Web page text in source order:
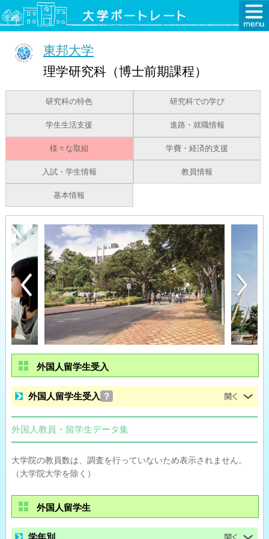
東邦大学
理学研究科（博士前期課程）
研究科の特色 研究科での学び
学生生活支援 進路・就職情報
様々な取組 学費・経済的支援
入試・学生情報 教員情報
基本情報
外国人留学生受入
外国人留学生受入 ？
外国人教員・留学生データ集
大学院の教員数は、調査を行っていないため表示されません。
（大学院大学を除く）
外国人留学生
学年別